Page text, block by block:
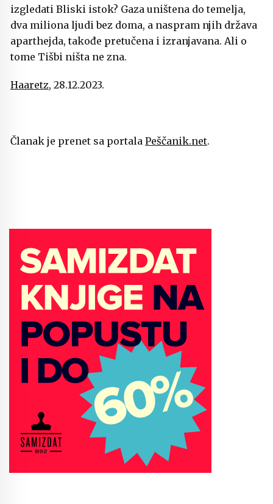
izgledati Bliski istok? Gaza uništena do temelja,
dva miliona ljudi bez doma, a naspram njih država
aparthejda, takođe pretučena i izranjavana. Ali o
tome Tišbi ništa ne zna.
Haaretz, 28.12.2023.
Članak je prenet sa portala Peščanik.net.